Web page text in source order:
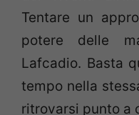
Tentare un
potere delle
Lafcadio. Basta
tempo nella
ritrovarsi punto a